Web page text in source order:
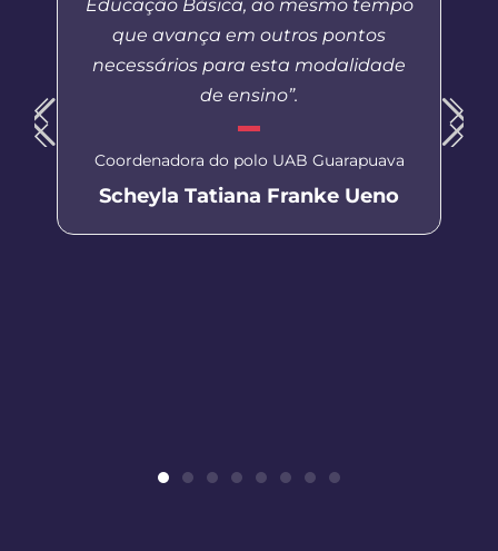
Educação Básica, ao mesmo tempo
que avança em outros pontos
necessários para esta modalidade
de ensino”.
Coordenadora do polo UAB Guarapuava
Scheyla Tatiana Franke Ueno